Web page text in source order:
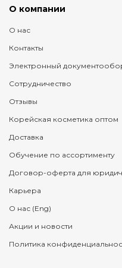
О компании
О нас
Контакты
Электронный
Сотрудничество
Отзывы
Корейская косметика оптом
Доставка
Обучение по ассортименту
Договор-оферта для
Карьера
О нас (Eng)
Акции и новости
Политика